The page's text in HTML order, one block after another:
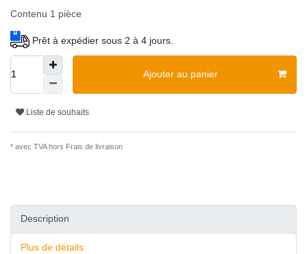
Contenu 1 pièce
Prêt à expédier sous 2 à 4 jours.
Ajouter au panier
Liste de souhaits
* avec TVA hors Frais de livraison
Description
Plus de détails